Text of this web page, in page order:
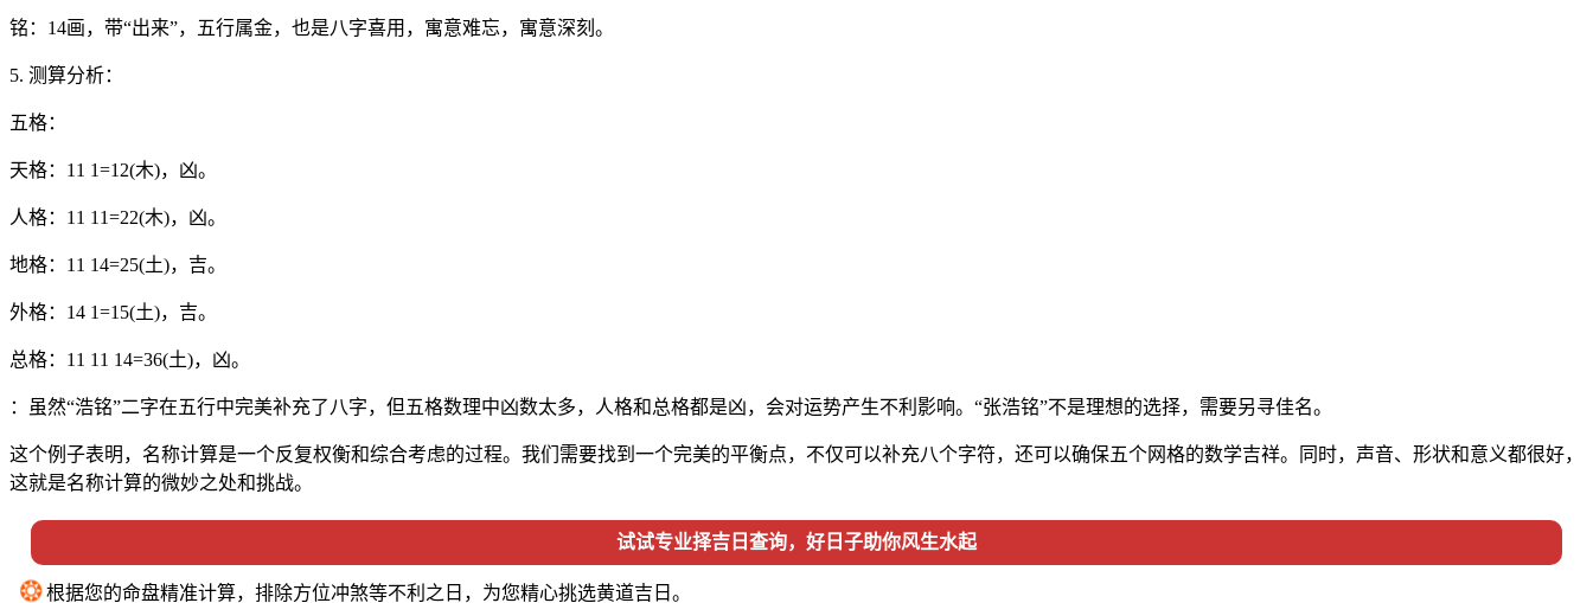
铭：14画，带“出来”，五行属金，也是八字喜用，寓意难忘，寓意深刻。
5. 测算分析：
五格：
天格：11 1=12(木)，凶。
人格：11 11=22(木)，凶。
地格：11 14=25(土)，吉。
外格：14 1=15(土)，吉。
总格：11 11 14=36(土)，凶。
：虽然“浩铭”二字在五行中完美补充了八字，但五格数理中凶数太多，人格和总格都是凶，会对运势产生不利影响。“张浩铭”不是理想的选择，需要另寻佳名。
这个例子表明，名称计算是一个反复权衡和综合考虑的过程。我们需要找到一个完美的平衡点，不仅可以补充八个字符，还可以确保五个网格的数学吉祥。同时，声音、形状和意义都很好，
这就是名称计算的微妙之处和挑战。
试试专业择吉日查询，好日子助你风生水起
❂根据您的命盘精准计算，排除方位冲煞等不利之日，为您精心挑选黄道吉日。